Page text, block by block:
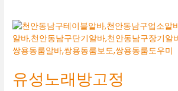
유성노래방고정